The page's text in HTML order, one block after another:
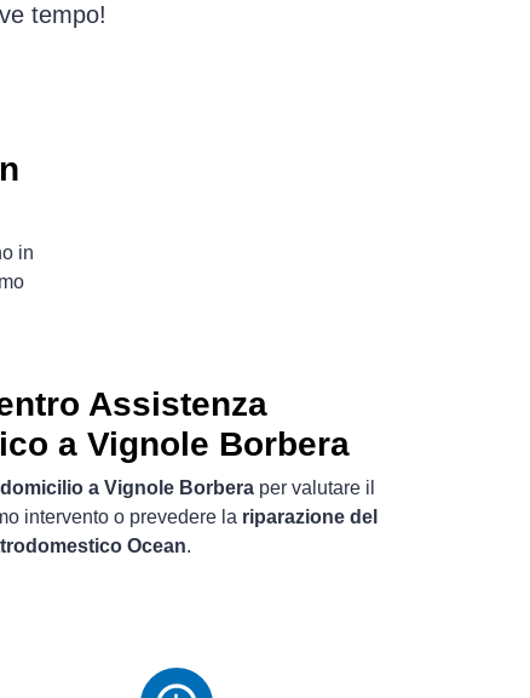
tempo!
in
Assistenza
a Vignole Borbera
a Vignole Borberaper valutare il
intervento o prevedere la riparazione del
Ocean.